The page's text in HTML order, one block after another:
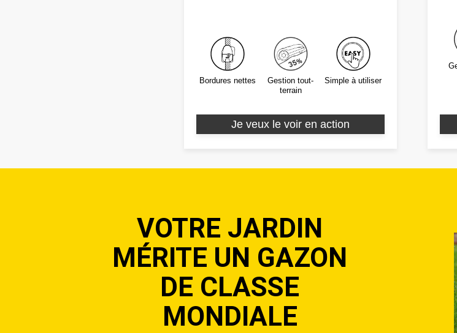
Bordures nettes
Gestion tout-
terrain
Simple à utiliser
Je veux le voir en action
VOTRE JARDIN
MÉRITE UN GAZON
DE CLASSE
MONDIALE